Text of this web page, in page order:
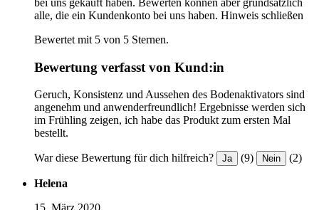
bei uns gekauft haben. Bewerten können aber grundsätzlich
alle, die ein Kundenkonto bei uns haben. Hinweis schließen
Bewertet mit 5 von 5 Sternen.
Bewertung verfasst von Kund:in
Geruch, Konsistenz und Aussehen des Bodenaktivators sind
angenehm und anwenderfreundlich! Ergebnisse werden sich
im Frühling zeigen, ich habe das Produkt zum ersten Mal
bestellt.
War diese Bewertung für dich hilfreich? Ja (9) Nein (2)
Helena